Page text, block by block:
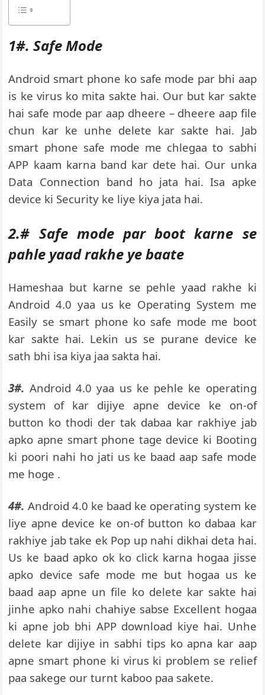
1#. Safe Mode
Android smart phone ko safe mode par bhi aap
is ke virus ko mita sakte hai. Our but kar sakte
hai safe mode par aap dheere – dheere aap file
chun kar ke unhe delete kar sakte hai. Jab
smart phone safe mode me chlegaa to sabhi
APP kaam karna band kar dete hai. Our unka
Data Connection band ho jata hai. Isa apke
device ki Security ke liye kiya jata hai.
2.# Safe mode par boot karne se
pahle yaad rakhe ye baate
Hameshaa but karne se pehle yaad rakhe ki
Android 4.0 yaa us ke Operating System me
Easily se smart phone ko safe mode me boot
kar sakte hai. Lekin us se purane device ke
sath bhi isa kiya jaa sakta hai.
3#. Android 4.0 yaa us ke pehle ke operating
system of kar dijiye apne device ke on-of
button ko thodi der tak dabaa kar rakhiye jab
apko apne smart phone tage device ki Booting
ki poori nahi ho jati us ke baad aap safe mode
me hoge .
4#. Android 4.0 ke baad ke operating system ke
liye apne device ke on-of button ko dabaa kar
rakhiye jab take ek Pop up nahi dikhai deta hai.
Us ke baad apko ok ko click karna hogaa jisse
apko device safe mode me but hogaa us ke
baad aap apne un file ko delete kar sakte hai
jinhe apko nahi chahiye sabse Excellent hogaa
ki apne job bhi APP download kiye hai. Unhe
delete kar dijiye in sabhi tips ko apna kar aap
apne smart phone ki virus ki problem se relief
paa sakege our turnt kaboo paa sakete.